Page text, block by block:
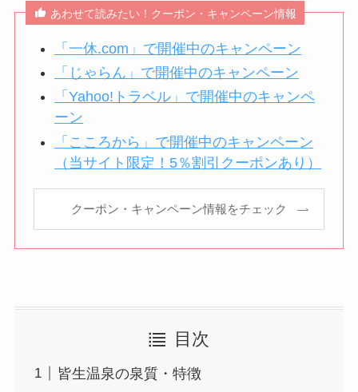
あわせて読みたい！クーポン・キャンペーン情報
「一休.com」で開催中のキャンペーン
「じゃらん」で開催中のキャンペーン
「Yahoo!トラベル」で開催中のキャンペ
ーン
「こころから」で開催中のキャンペーン
（当サイト限定！5％割引クーポンあり）
クーポン・キャンペーン情報をチェック
目次
皆生温泉の泉質・特徴